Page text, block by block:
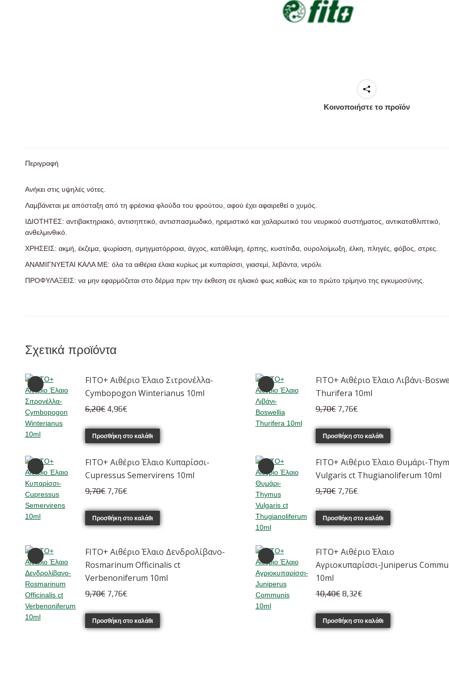
Κοινοποιήστε το προϊόν
Περιγραφή
Ανήκει στις υψηλές νότες.
Λαμβάνεται με απόσταξη από τη φρέσκια φλούδα του φρούτου, αφού έχει αφαιρεθεί ο χυμός.
ΙΔΙΟΤΗΤΕΣ: αντιβακτηριακό, αντισηπτικό, αντισπασμωδικό, ηρεμιστικό και χαλαρωτικό του νευρικού συστήματος, αντικαταθλιπτικό,
ανθελμινθικό.
ΧΡΗΣΕΙΣ: ακμή, έκζεμα, ψωρίαση, σμηγματόρροια, άγχος, κατάθλιψη, έρπης, κυστίτιδα, ουρολοίμωξη, έλκη, πληγές, φόβος, στρες.
ΑΝΑΜΙΓΝΥΕΤΑΙ ΚΑΛΑ ΜΕ: όλα τα αιθέρια έλαια κυρίως με κυπαρίσσι, γιασεμί, λεβάντα, νερόλι.
ΠΡΟΦΥΛΑΞΕΙΣ: να μην εφαρμόζεται στο δέρμα πριν την έκθεση σε ηλιακό φως καθώς και το πρώτο τρίμηνο της εγκυμοσύνης.
Σχετικά προϊόντα
FITO+ Αιθέριο Έλαιο Σιτρονέλλα-
Cymbopogon Winterianus 10ml
6,20€ Original
was:
4,96€Η
τιμή
4,96€.
Προσθήκη στο καλάθι
FITO+ Αιθέριο Έλαιο Λιβάνι-
Thurifera 10ml
9,70€ Original
was:
7,76€Η
τιμή
7,76€.
Προσθήκη στο καλάθι
FITO+ Αιθέριο Έλαιο Κυπαρίσσι-
Cupressus Semervirens 10ml
9,70€ Original
was:
7,76€Η
τιμή
7,76€.
Προσθήκη στο καλάθι
FITO+ Αιθέριο Έλαιο Θυμάρι-
Vulgaris ct Thugianoliferum 10ml
9,70€ Original
was:
7,76€Η
τιμή
7,76€.
Προσθήκη στο καλάθι
FITO+ Αιθέριο Έλαιο Δενδρολίβανο-
Rosmarinum Officinalis ct
Verbenoniferum 10ml
9,70€ Original
was:
7,76€Η
τιμή
Προσθήκη στο καλάθι
FITO+ Αιθέριο Έλαιο
Αγριοκυπαρίσσι-Juniperus
10ml
10,40€ Original
was:
8,32€Η
τιμή
Προσθήκη στο καλάθι